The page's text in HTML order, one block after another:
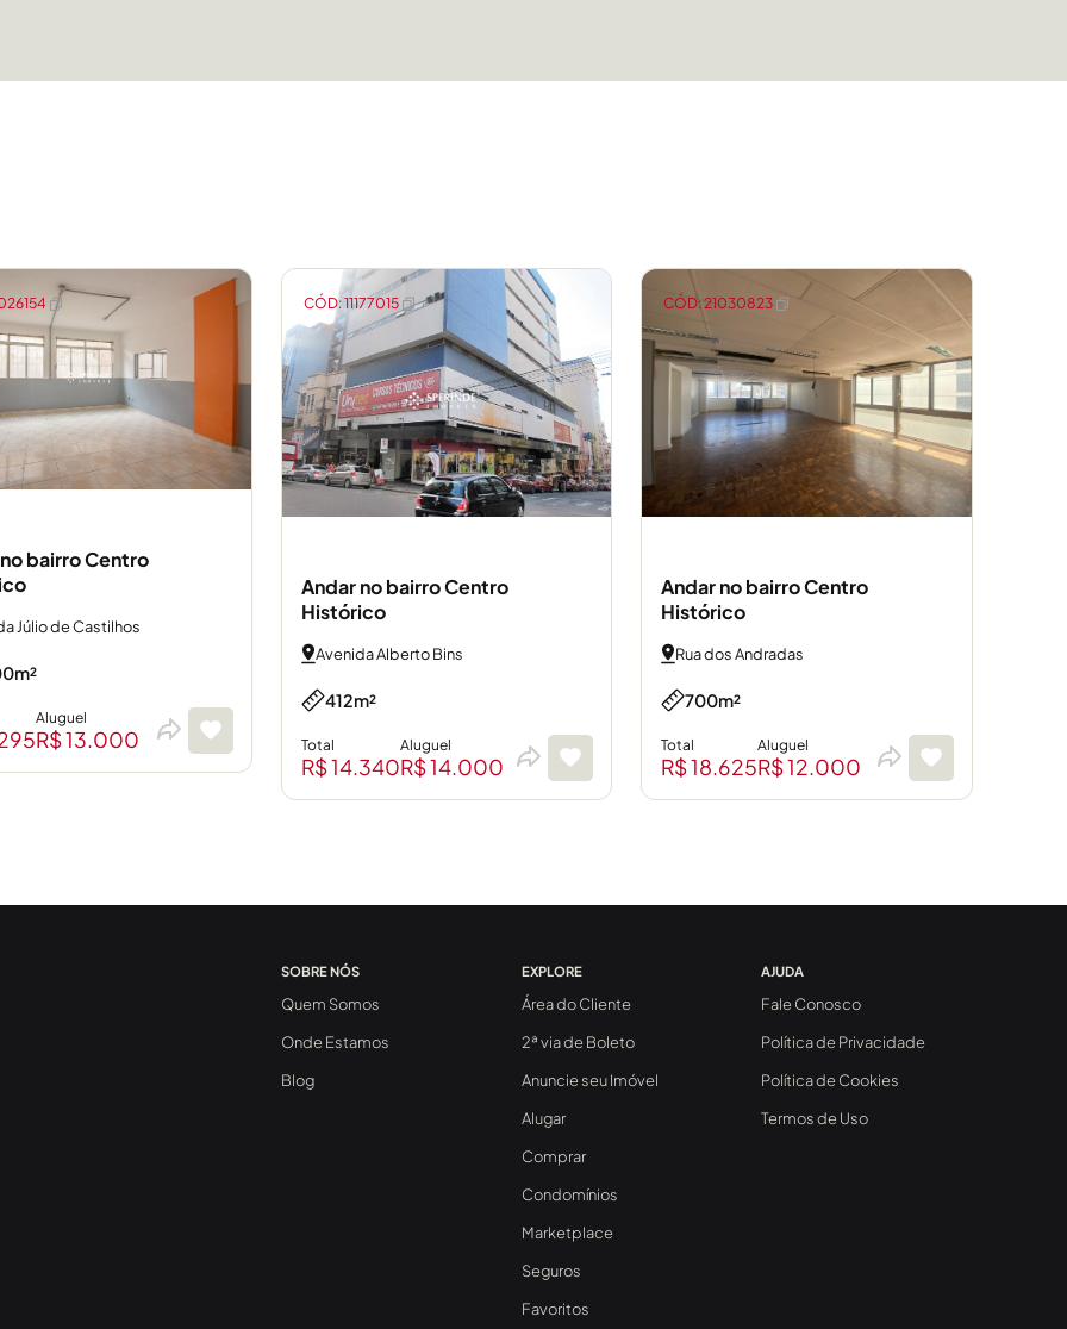
bairro Centro
Júlio de Castilhos
Aluguel
R$ 13.000
Andar no bairro Centro
Histórico
Avenida Alberto Bins
412m²
Total
R$ 14.340
Aluguel
R$ 14.000
CÓD: 11177015
Andar no bairro Centro
Histórico
Rua dos Andradas
700m²
Total
R$ 18.625
Aluguel
R$ 12.000
CÓD: 21030823
SOBRE NÓS
Quem Somos
Onde Estamos
Blog
EXPLORE
Área do Cliente
2ª via de Boleto
Anuncie seu Imóvel
Alugar
Comprar
Condomínios
Marketplace
Seguros
Favoritos
AJUDA
Fale Conosco
Política de Privacidade
Política de Cookies
Termos de Uso